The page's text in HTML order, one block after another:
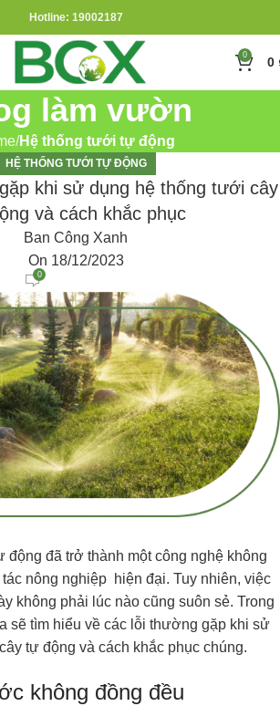
Hotline: 19002187
0 0
làm vườn
Hệ thống tưới tự động
HỆ THỐNG TƯỚI TỰ ĐỘNG
khi sử dụng hệ thống tưới cây
và cách khắc phục
Ban Công Xanh
On 18/12/2023
0
động đã trở thành một công nghệ không
nông nghiệp hiện đại. Tuy nhiên, việc
không phải lúc nào cũng suôn sẻ. Trong
sẽ tìm hiểu về các lỗi thường gặp khi sử
tự động và cách khắc phục chúng.
không đồng đều